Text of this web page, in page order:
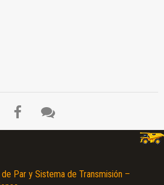
Par y Sistema de Transmisión –